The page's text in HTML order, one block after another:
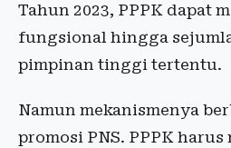
Tahun 2023, PPPK dapat
fungsional hingga
pimpinan tinggi tertentu.
Namun mekanismenya
promosi PNS. PPPK